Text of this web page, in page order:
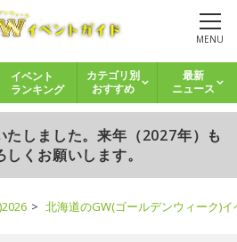
MENU
イベント
ランキング
カテゴリ別
おすすめ
最新
ニュース
しました。来年（2027年）も
しくお願いします。
北海道のGW(ゴールデンウィーク)